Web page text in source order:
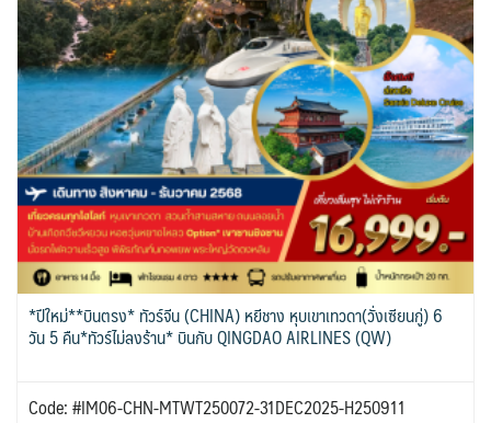
*ปีใหม่**บินตรง* ทัวร์จีน (CHINA) หยีชาง หุบเขาเทวดา(วั่งเซียนกู่) 6
วัน 5 คืน*ทัวร์ไม่ลงร้าน* บินกับ QINGDAO AIRLINES (QW)
Code: #IM06-CHN-MTWT250072-31DEC2025-H250911